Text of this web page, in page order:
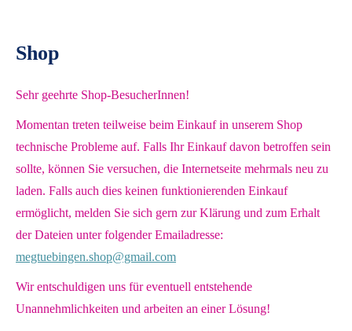
Shop
Sehr geehrte Shop-BesucherInnen!
Momentan treten teilweise beim Einkauf in unserem Shop
technische Probleme auf. Falls Ihr Einkauf davon betroffen sein
sollte, können Sie versuchen, die Internetseite mehrmals neu zu
laden. Falls auch dies keinen funktionierenden Einkauf
ermöglicht, melden Sie sich gern zur Klärung und zum Erhalt
der Dateien unter folgender Emailadresse:
megtuebingen.shop@gmail.com
Wir entschuldigen uns für eventuell entstehende
Unannehmlichkeiten und arbeiten an einer Lösung!